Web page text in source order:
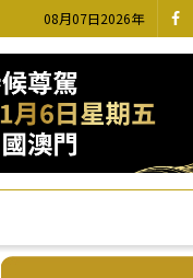
08月07日2026年